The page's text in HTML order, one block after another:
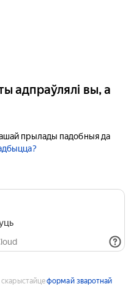
адпраўлялі вы, а
прылады падобныя да
скарыстайцеформай зваротнай